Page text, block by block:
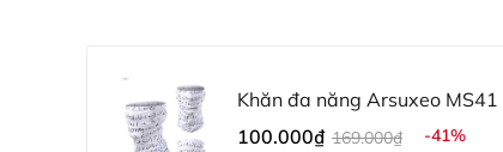
Khăn đa năng Arsuxeo MS41
100.000₫ 169.000₫
-41%